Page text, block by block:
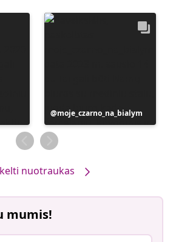
Įrašą
paskelbė
moje_czarno_na_bialym
nuotraukas
mumis!